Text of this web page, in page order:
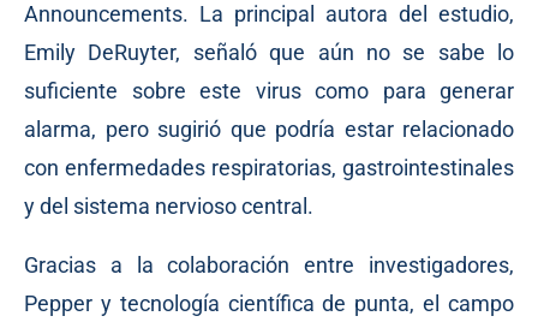
Announcements. La principal autora del estudio,
Emily DeRuyter, señaló que aún no se sabe lo
suficiente sobre este virus como para generar
alarma, pero sugirió que podría estar relacionado
con enfermedades respiratorias, gastrointestinales
y del sistema nervioso central.
Gracias a la colaboración entre investigadores,
Pepper y tecnología científica de punta, el campo